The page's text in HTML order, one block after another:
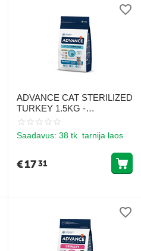
ADVANCE CAT STERILIZED
TURKEY 1.5KG -
STERILISEERITUD
ODER)
Saadavus: 38 tk. tarnija laos
€1731